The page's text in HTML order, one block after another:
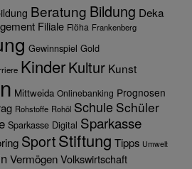
Beratung Bildung Deka
Filiale Flöha Frankenberg
Gewinnspiel Gold
KinderKultur Kunst
Mittweida Onlinebanking Prognosen
Rohstoffe Rohöl Schule Schüler
Sparkasse Digital Sparkasse
SportStiftung Tipps Umwelt
VermögenVolkswirtschaft